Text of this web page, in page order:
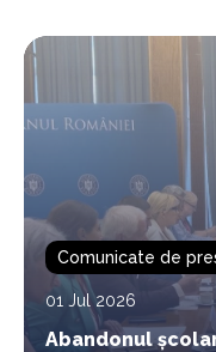
Comunicate de
01 Jul 2026
Abandonul